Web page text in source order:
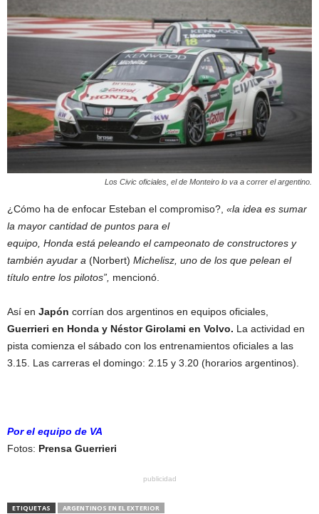
Los Civic oficiales, el de Monteiro lo va a correr el argentino.
¿Cómo ha de enfocar Esteban el compromiso?, «la idea es sumar
la mayor cantidad de puntos para el
equipo, Honda está peleando el campeonato de constructores y
también ayudar a (Norbert) Michelisz, uno de los que pelean el
título entre los pilotos”, mencionó.
Así en Japón corrían dos argentinos en equipos oficiales,
Guerrieri en Honda y Néstor Girolami en Volvo. La actividad en
pista comienza el sábado con los entrenamientos oficiales a las
3.15. Las carreras el domingo: 2.15 y 3.20 (horarios argentinos).
Por el equipo de VA
Fotos: Prensa Guerrieri
publicidad
ETIQUETAS ARGENTINOS EN EL EXTERIOR